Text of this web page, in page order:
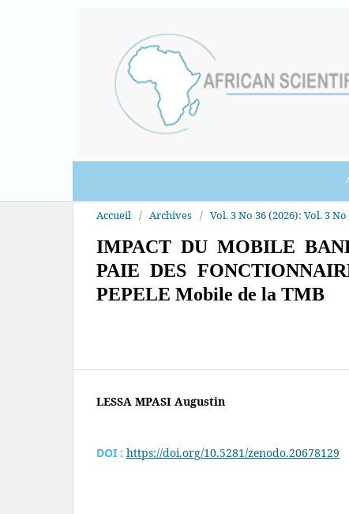
Accueil / Archives / Vol. 3 No 36 (2026): Vol. 3 No
IMPACT DU MOBILE
PAIE DES
PEPELE Mobile de la TMB
LESSA MPASI Augustin
DOI : https://doi.org/10.5281/zenodo.20678129